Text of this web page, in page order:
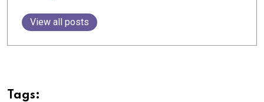
View all posts
Tags: